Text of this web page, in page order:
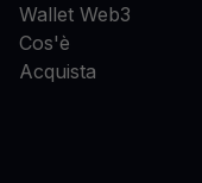
Wallet Web3
Cos'è
Acquista